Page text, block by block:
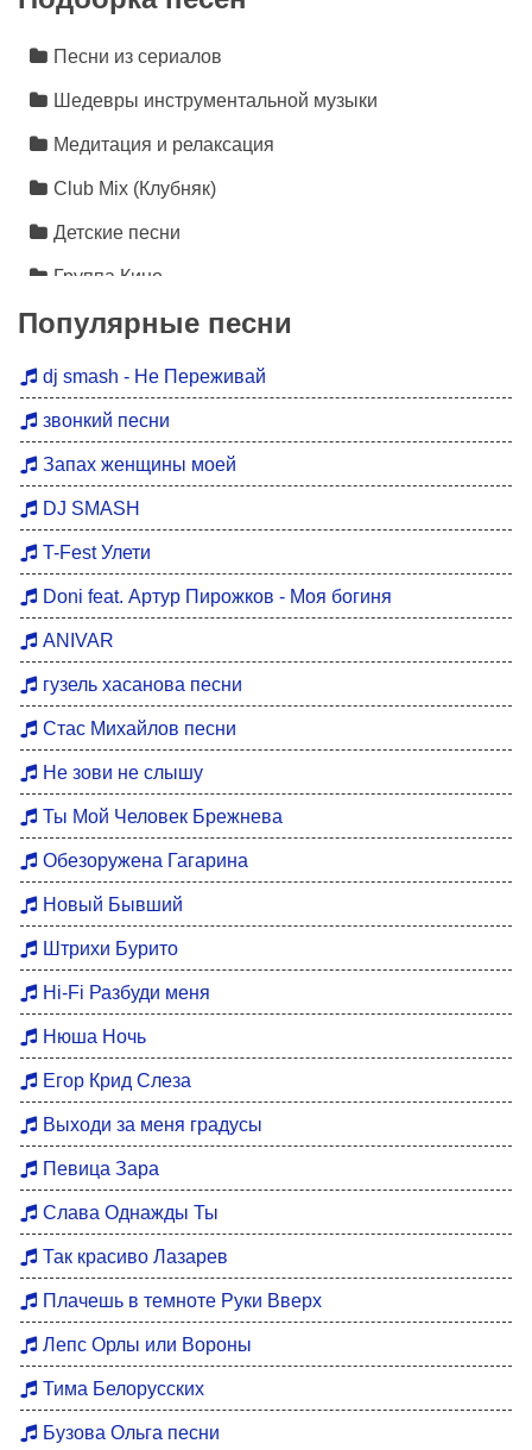
Песни из сериалов
Шедевры инструментальной музыки
Медитация и релаксация
Club Mix (Клубняк)
Детские песни
Группа Кино
Лезгинка
Инструментальная музыка
Песни про любовь
Дискотека 90
Хиты 80
Восточные хиты
Мотивация для тренировок
DFM Remix
Популярные песни
dj smash - Не Переживай
звонкий песни
Запах женщины моей
DJ SMASH
T-Fest Улети
Doni feat. Артур Пирожков - Моя богиня
ANIVAR
гузель хасанова песни
Стас Михайлов песни
Не зови не слышу
Ты Мой Человек Брежнева
Обезоружена Гагарина
Новый Бывший
Штрихи Бурито
Hi-Fi Разбуди меня
Нюша Ночь
Егор Крид Слеза
Выходи за меня градусы
Певица Зара
Слава Однажды Ты
Так красиво Лазарев
Плачешь в темноте Руки Вверх
Лепс Орлы или Вороны
Тима Белорусских
Бузова Ольга песни